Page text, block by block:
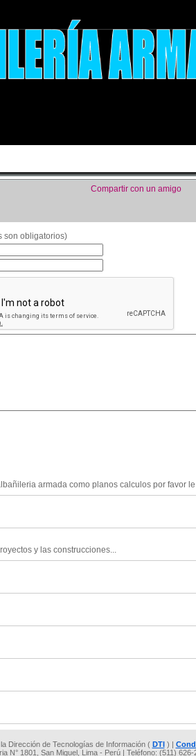
Compartir con un amigo
son obligatorios)
armada como planos calculos por favor
y las construcciones...
Dirección de Tecnologías de Información ( DTI) |
N° 1801, San Miguel, Lima - Perú | Teléfono: (511)